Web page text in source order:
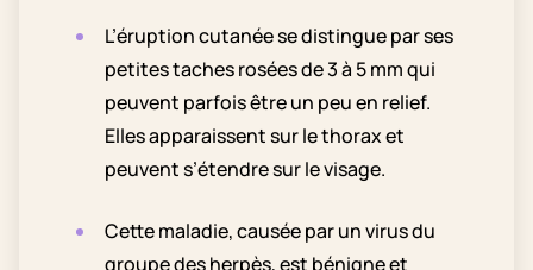
L’éruption cutanée se distingue par ses
petites taches rosées de 3 à 5 mm qui
peuvent parfois être un peu en relief.
Elles apparaissent sur le thorax et
peuvent s’étendre sur le visage.
Cette maladie, causée par un virus du
groupe des herpès, est bénigne et